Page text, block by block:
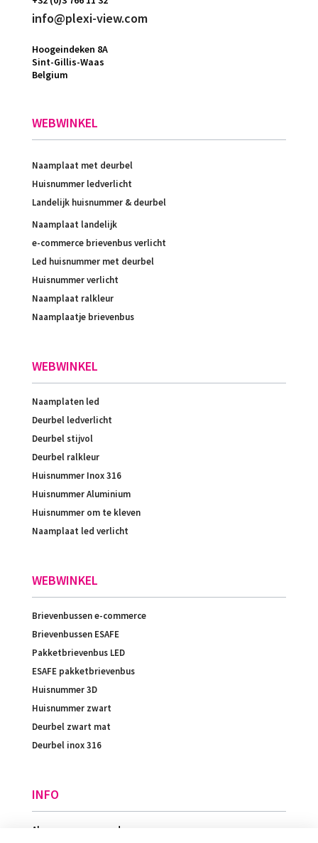
info@plexi-view.com
Hoogeindeken 8A
Sint-Gillis-Waas
Belgium
WEBWINKEL
Naamplaat met deurbel
Huisnummer ledverlicht
Landelijk huisnummer & deurbel
Naamplaat landelijk
e-commerce brievenbus verlicht
Led huisnummer met deurbel
Huisnummer verlicht
Naamplaat ralkleur
Naamplaatje brievenbus
WEBWINKEL
Naamplaten led
Deurbel ledverlicht
Deurbel stijvol
Deurbel ralkleur
Huisnummer Inox 316
Huisnummer Aluminium
Huisnummer om te kleven
Naamplaat led verlicht
WEBWINKEL
Brievenbussen e-commerce
Brievenbussen ESAFE
Pakketbrievenbus LED
ESAFE pakketbrievenbus
Huisnummer 3D
Huisnummer zwart
Deurbel zwart mat
Deurbel inox 316
INFO
Algemene voorwaarden